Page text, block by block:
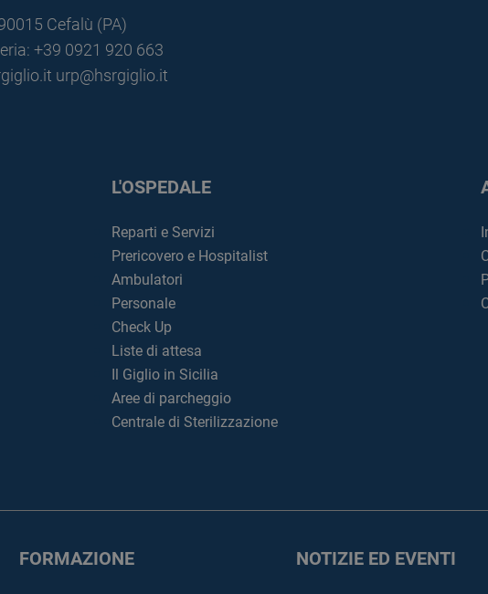
Cefalù (PA)
+39 0921 920 663
urp@hsrgiglio.it
L'OSPEDALE
Reparti e Servizi
Prericovero e Hospitalist
Ambulatori
Personale
Check Up
Liste di attesa
Il Giglio in Sicilia
Aree di parcheggio
Centrale di Sterilizzazione
FORMAZIONE NOTIZIE ED EVENTI